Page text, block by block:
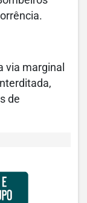
via marginal
de